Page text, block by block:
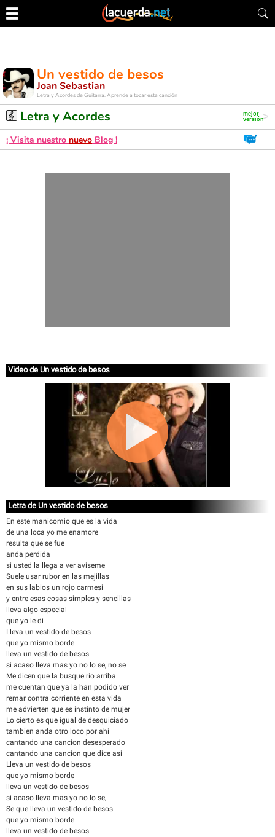
Un vestido de besos
Joan Sebastian
Letra y Acordes de Guitarra. Aprende a tocar esta canción
Letra y Acordes
¡ Visita nuestro nuevo Blog !
Video de Un vestido de besos
Letra de Un vestido de besos
En este manicomio que es la vida
de una loca yo me enamore
resulta que se fue
anda perdida
si usted la llega a ver aviseme
Suele usar rubor en las mejillas
en sus labios un rojo carmesi
y entre esas cosas simples y sencillas
lleva algo especial
que yo le di
Lleva un vestido de besos
que yo mismo borde
lleva un vestido de besos
si acaso lleva mas yo no lo se, no se
Me dicen que la busque rio arriba
me cuentan que ya la han podido ver
remar contra corriente en esta vida
me advierten que es instinto de mujer
Lo cierto es que igual de desquiciado
tambien anda otro loco por ahi
cantando una cancion desesperado
cantando una cancion que dice asi
Lleva un vestido de besos
que yo mismo borde
lleva un vestido de besos
si acaso lleva mas yo no lo se,
Se que lleva un vestido de besos
que yo mismo borde
lleva un vestido de besos